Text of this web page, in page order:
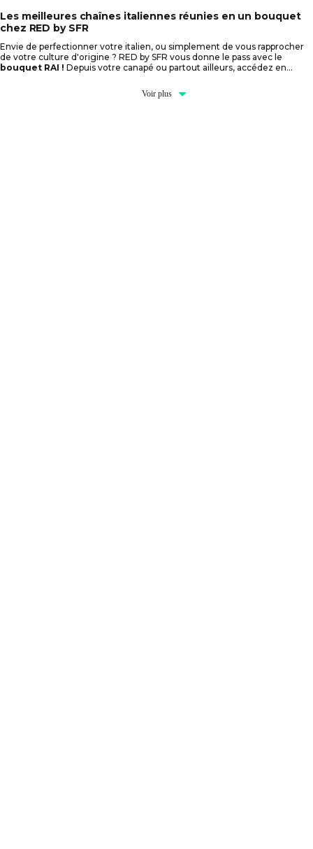
Les meilleures chaînes italiennes réunies en un bouquet
chez RED by SFR
Envie de perfectionner votre italien, ou simplement de vous rapprocher
de votre culture d'origine ? RED by SFR vous donne le pass avec le
bouquet RAI ! Depuis votre canapé ou partout ailleurs, accédez en
Voir plus